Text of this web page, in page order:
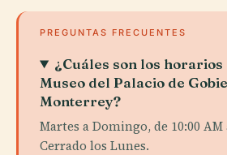
PREGUNTAS FRECUENTES
¿Cuáles son los horarios
Museo del Palacio de
Monterrey?
Martes a Domingo, de 10:00 AM
Cerrado los Lunes.